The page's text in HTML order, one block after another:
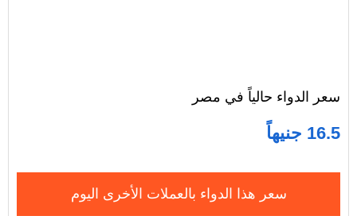
سعر الدواء حالياً في مصر
16.5 جنيهاً
سعر هذا الدواء بالعملات الأخرى اليوم